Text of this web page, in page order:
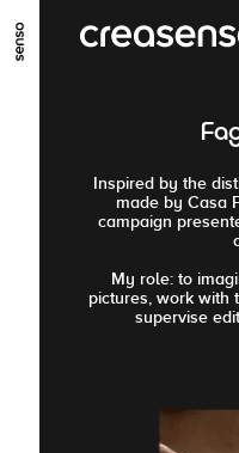
ALLER AU CONTENU
ALLER EN BAS DE
Inspired by the
made by Casa
campaign
My role: to
pictures, work with
supervise